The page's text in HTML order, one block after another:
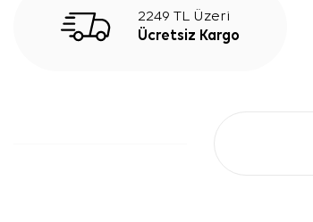
2249 TL Üzeri
Ücretsiz Kargo